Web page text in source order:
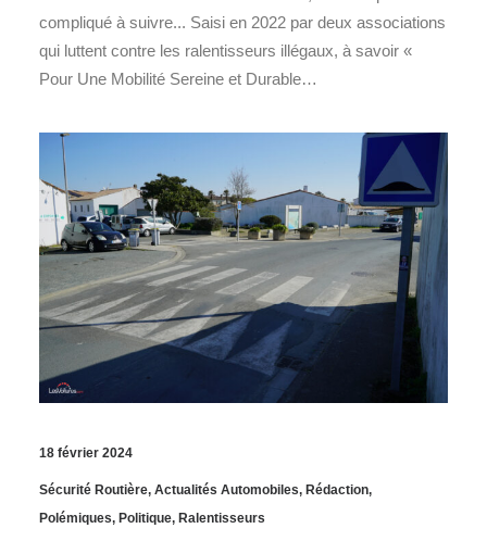
compliqué à suivre... Saisi en 2022 par deux associations
qui luttent contre les ralentisseurs illégaux, à savoir «
Pour Une Mobilité Sereine et Durable…
18 février 2024
Sécurité Routière, Actualités Automobiles, Rédaction,
Polémiques, Politique, Ralentisseurs